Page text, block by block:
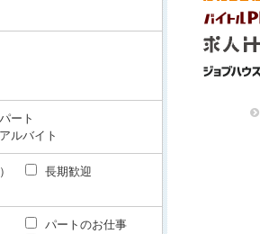
パート
アルバイト
長期歓迎
パートのお仕事